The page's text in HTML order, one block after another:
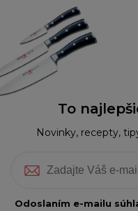
To
Novinky, recepty,
Odoslaním e-mailu